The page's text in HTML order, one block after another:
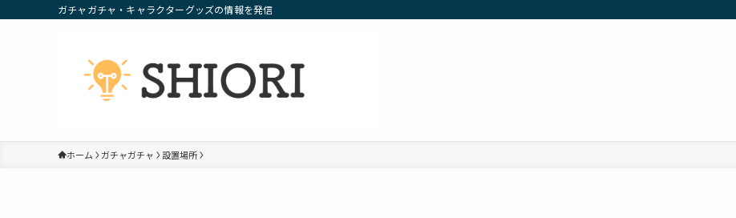
ガチャガチャ・キャラクターグッズの情報を発信
ホーム ガチャガチャ 設置場所